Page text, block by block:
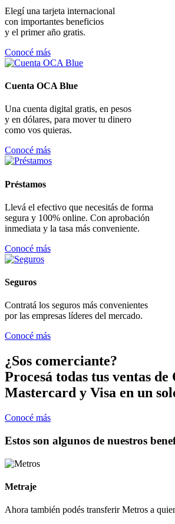
Elegí una tarjeta internacional
con importantes beneficios
y el primer año gratis.
Conocé más
Cuenta OCA Blue
Una cuenta digital gratis, en pesos
y en dólares, para mover tu dinero
como vos quieras.
Conocé más
Préstamos
Llevá el efectivo que necesitás de forma
segura y 100% online. Con aprobación
inmediata y la tasa más conveniente.
Conocé más
Seguros
Contratá los seguros más convenientes
por las empresas líderes del mercado.
Conocé más
¿Sos comerciante?
Procesá todas tus ventas de
Mastercard y Visa en un
Conocé más
Estos son algunos de nuestros
Metraje
Ahora también podés transferir Metros a